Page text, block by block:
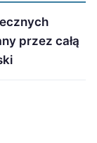
przez całą